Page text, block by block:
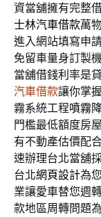
資當舖擁有完整
士林汽車借款萬
進入網站填寫申
免留車量身訂製
當舖借錢利率是
汽車借款讓你掌
霧系統工程噴霧
門檻最低額度房
有不動產估價配
速辦理台北當舖
台北網頁設計為
業讓愛車替您週
款地區周轉問題